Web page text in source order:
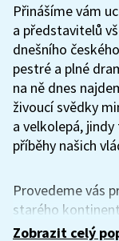
Přinášíme vám
a představitelů
dnešního
pestré a plné
na ně dnes
živoucí svědky
a velkolepá,
příběhy našich
Provedeme vás
starého
našich domácích
Zobrazit celý